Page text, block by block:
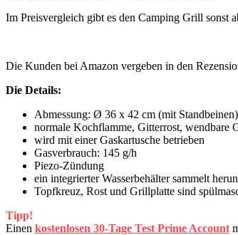
Im Preisvergleich gibt es den Camping Grill sonst
Die Kunden bei Amazon vergeben in den
Die Details:
Abmessung: Ø 36 x 42 cm (mit Standbeinen)
normale Kochflamme, Gitterrost, wendbare
wird mit einer Gaskartusche betrieben
Gasverbrauch: 145 g/h
Piezo-Zündung
ein integrierter Wasserbehälter sammelt
Topfkreuz, Rost und Grillplatte sind
Tipp!
Einen kostenlosen 30-Tage Test Prime Account